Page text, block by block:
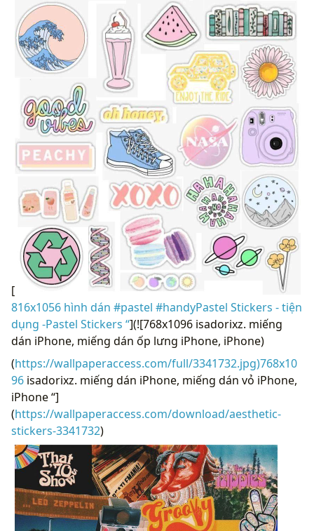
[
816x1056 hình dán #pastel #handyPastel Stickers - tiện
dụng -Pastel Stickers “](![768x1096 isadorixz. miếng
dán iPhone, miếng dán ốp lưng iPhone, iPhone)
(https://wallpaperaccess.com/full/3341732.jpg)768x10
96 isadorixz. miếng dán iPhone, miếng dán vỏ iPhone,
iPhone “]
(https://wallpaperaccess.com/download/aesthetic-
stickers-3341732)